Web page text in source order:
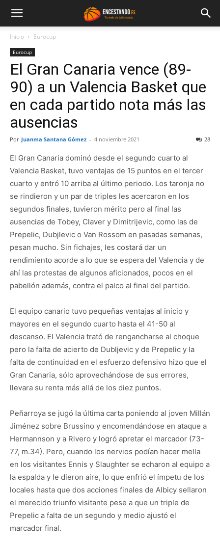
Inicio Eurocup
Eurocup
El Gran Canaria vence (89-
90) a un Valencia Basket que
en cada partido nota más las
ausencias
Por Juanma Santana Gómez - 4 noviembre 2021 28
El Gran Canaria dominó desde el segundo cuarto al
Valencia Basket, tuvo ventajas de 15 puntos en el tercer
cuarto y entró 10 arriba al último periodo. Los taronja no
se rindieron y un par de triples les acercaron en los
segundos finales, tuvieron mérito pero al final las
ausencias de Tobey, Claver y Dimitrijevic, como las de
Prepelic, Dubjlevic o Van Rossom en pasadas semanas,
pesan mucho. Sin fichajes, les costará dar un
rendimiento acorde a lo que se espera del Valencia y de
ahí las protestas de algunos aficionados, pocos en el
pabellón además, contra el palco al final del partido.
El equipo canario tuvo pequeñas ventajas al inicio y
mayores en el segundo cuarto hasta el 41-50 al
descanso. El Valencia trató de rengancharse al choque
pero la falta de acierto de Dubljevic y de Prepelic y la
falta de continuidad en el esfuerzo defensivo hizo que el
Gran Canaria, sólo aprovechándose de sus errores,
llevara su renta más allá de los diez puntos.
Peñarroya se jugó la última carta poniendo al joven Millán
Jiménez sobre Brussino y encomendándose en ataque a
Hermannson y a Rivero y logró apretar el marcador (73-
77, m.34). Pero, cuando los nervios podían hacer mella
en los visitantes Ennis y Slaughter se echaron al equipo a
la espalda y le dieron aire, lo que enfrió el ímpetu de los
locales hasta que dos acciones finales de Albicy sellaron
el merecido triunfo visitante pese a que un triple de
Prepelic a falta de un segundo y medio ajustó el
marcador final.